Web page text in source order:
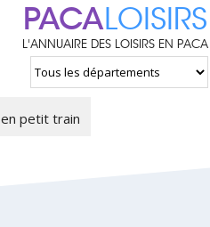
PACALOISIRS
L'ANNUAIRE DES LOISIRS EN PACA
petit train